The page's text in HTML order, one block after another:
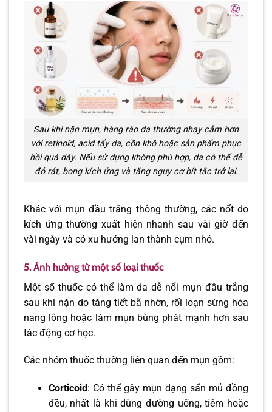
Sau khi nặn mụn, hàng rào da thường nhạy cảm hơn
với retinoid, acid tẩy da, cồn khô hoặc sản phẩm phục
hồi quá dày. Nếu sử dụng không phù hợp, da có thể dễ
đỏ rát, bong kích ứng và tăng nguy cơ bít tắc trở lại.
Khác với mụn đầu trắng thông thường, các nốt do
kích ứng thường xuất hiện nhanh sau vài giờ đến
vài ngày và có xu hướng lan thành cụm nhỏ.
5. Ảnh hưởng từ một số loại thuốc
Một số thuốc có thể làm da dễ nổi mụn đầu trắng
sau khi nặn do tăng tiết bã nhờn, rối loạn sừng hóa
nang lông hoặc làm mụn bùng phát mạnh hơn sau
tác động cơ học.
Các nhóm thuốc thường liên quan đến mụn gồm:
Corticoid: Có thể gây mụn dạng sẩn mủ đồng
đều, nhất là khi dùng đường uống, tiêm hoặc